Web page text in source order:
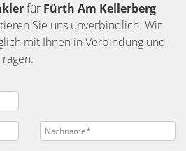
für Fürth Am Kellerberg
Sie uns unverbindlich. Wir
mit Ihnen in Verbindung und